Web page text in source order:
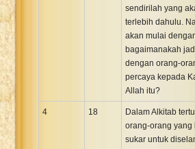
sendirilah yang
terlebih dahulu.
akan mulai
bagaimanakah
dengan orang-
percaya kepada
Allah itu?
4 18
Dalam Alkitab
orang-orang yang
sukar untuk